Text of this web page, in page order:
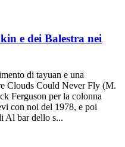
e dei Balestra nei
di tayuan e una
Clouds Could Never Fly (M.
Ferguson per la colonna
con noi del 1978, e poi
Al bar dello s...